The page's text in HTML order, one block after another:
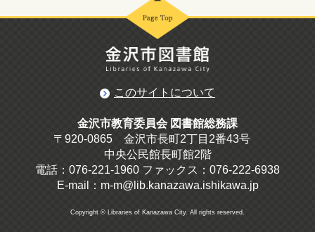
このサイトについて
金沢市教育委員会 図書館総務課
〒920-0865 金沢市長町2丁目2番43号
中央公民館長町館2階
電話：076-221-1960 ファックス：076-222-6938
E-mail：m-m@lib.kanazawa.ishikawa.jp
Copyright © Libraries of Kanazawa City. All rights reserved.